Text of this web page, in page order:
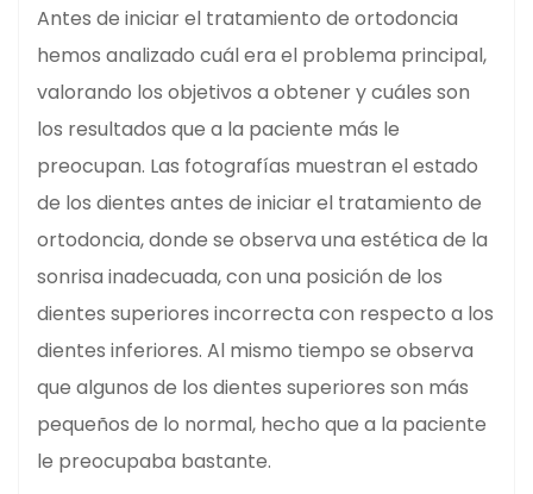
Antes de iniciar el tratamiento de ortodoncia
hemos analizado cuál era el problema principal,
valorando los objetivos a obtener y cuáles son
los resultados que a la paciente más le
preocupan. Las fotografías muestran el estado
de los dientes antes de iniciar el tratamiento de
ortodoncia, donde se observa una estética de la
sonrisa inadecuada, con una posición de los
dientes superiores incorrecta con respecto a los
dientes inferiores. Al mismo tiempo se observa
que algunos de los dientes superiores son más
pequeños de lo normal, hecho que a la paciente
le preocupaba bastante.